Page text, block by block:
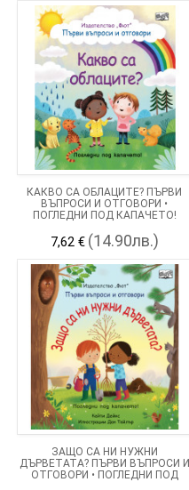
КАКВО СА ОБЛАЦИТЕ? ПЪРВИ
ВЪПРОСИ И ОТГОВОРИ •
ПОГЛЕДНИ ПОД КАПАЧЕТО!
7,62 € (14.90лв.)
ЗАЩО СА НИ НУЖНИ
ДЪРВЕТАТА? ПЪРВИ ВЪПРОСИ И
ОТГОВОРИ • ПОГЛЕДНИ ПОД